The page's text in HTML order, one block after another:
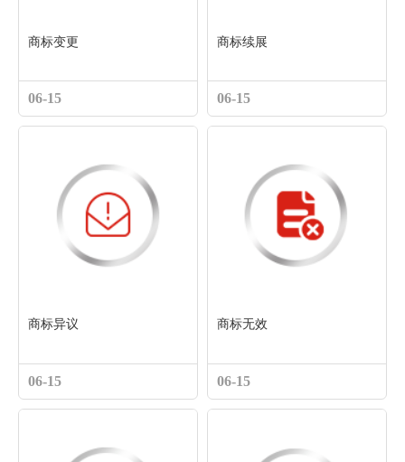
商标变更
06-15
商标续展
06-15
商标异议
06-15
商标无效
06-15